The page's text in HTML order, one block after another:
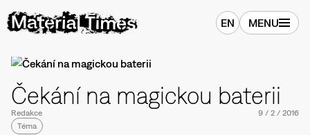
EN MENU
Čekání na magickou baterii
Redakce 9 / 2 / 2016
Téma